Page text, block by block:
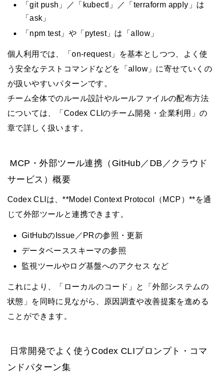
「git push」／「kubectl」／「terraform apply」は
「ask」
「npm test」や「pytest」は「allow」
個人利用では、「on-request」を基本としつつ、よく使
う安全なテストコマンドなどを「allow」に寄せていくの
が扱いやすいパターンです。
チーム全体でのルール設計やルールファイルの配布方法
については、「Codex CLIのチーム開発・企業利用」の
章で詳しく扱います。
MCP・外部ツール連携（GitHub／DB／クラウド
サービス）概要
Codex CLIは、**Model Context Protocol（MCP）**を通
じて外部ツールと連携できます。
GitHubのIssue／PRの参照・更新
データベーススキーマの参照
監視ツールやログ基盤へのアクセス など
これにより、「ローカルのコード」と「外部システムの
状態」を同時に見ながら、原因調査や改善提案を進める
ことができます。
日常開発でよく使うCodex CLIプロンプト・コマ
ンドパターン集